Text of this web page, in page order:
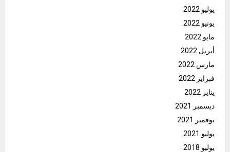
يوليو 2022
يونيو 2022
مايو 2022
أبريل 2022
مارس 2022
فبراير 2022
يناير 2022
ديسمبر 2021
نوفمبر 2021
يوليو 2021
يوليو 2018